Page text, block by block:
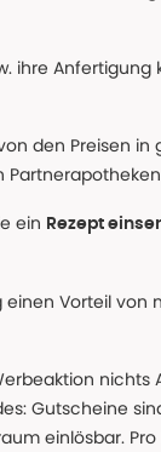
den Preisen
ein Rezept
Vorteil von
Gutscheine
einlösbar.